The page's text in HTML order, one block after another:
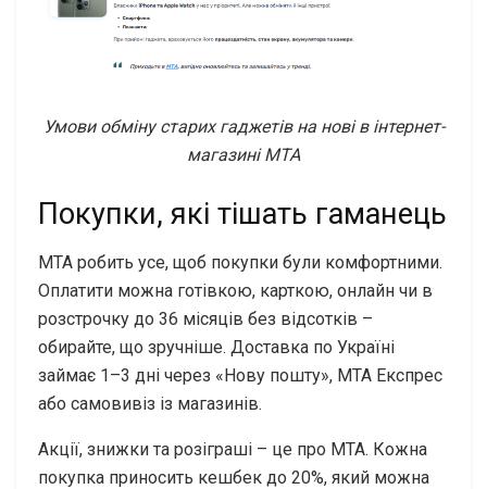
Умови обміну старих гаджетів на нові в інтернет-
магазині МТА
Покупки, які тішать гаманець
МТА робить усе, щоб покупки були комфортними.
Оплатити можна готівкою, карткою, онлайн чи в
розстрочку до 36 місяців без відсотків –
обирайте, що зручніше. Доставка по Україні
займає 1–3 дні через «Нову пошту», МТА Експрес
або самовивіз із магазинів.
Акції, знижки та розіграші – це про МТА. Кожна
покупка приносить кешбек до 20%, який можна